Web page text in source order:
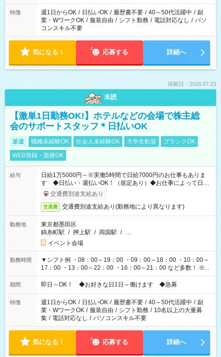
特徴 週1日からOK / 日払いOK / 履歴書不要 / 40～50代活躍中 / 副
業・WワークOK / 服装自由 / シフト勤務 / 電話対応なし / パソ
コンスキル不要
気になる！ 応募する 詳細へ
掲載日：2026.07.23
未読
【激単1日勤務OK!】ホテルなどの会場で株主総
会のサポートスタッフ＊日払いOK
派遣 職種未経験OK 社会人未経験OK 大学生歓迎
ブランクOK
WEB登録・面接OK
給与
日給1万5000円～※実働5時間で日給7000円のお仕事もありま
す ◆日払い・週払いOK！（規定あり）◆お仕事によって日給
も異なります
交通費別途支給あり
交通費 交通費別途支給あり(勤務地により異なります)
勤務地
東京都墨田区
錦糸町駅 / 押上駅 / 両国駅 / …
イベント会場
勤務時間
▼シフト例 ・08：00～19：00 ・09：00～18：00 ・10：00～
17：00 ・13：00～22：00 ・16：00～21：00 など多数！ ※お
仕事により勤務時間が異なります
期間 即日～OK！ ◆お好きな日1日～働けます ◆急募
特徴 週1日からOK / 日払いOK / 履歴書不要 / 40～50代活躍中 / 副
業・WワークOK / 服装自由 / シフト勤務 / 10名以上の大量募
集 / 電話対応なし / パソコンスキル不要
気になる！ 応募する 詳細へ